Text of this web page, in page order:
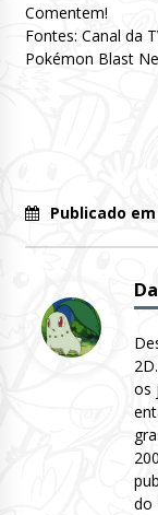
Comentem!
Fontes: Canal da
Publicado em
os
do